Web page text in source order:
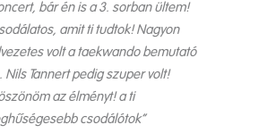
bár én is a 3. sorban ültem!
amit ti tudtok! Nagyon
volt a taekwando bemutató
Nils Tannert pedig szuper volt!
az élményt! a ti
csodálótok”